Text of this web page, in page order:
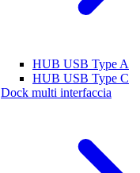
HUB USB Type A
HUB USB Type C
Dock multi interfaccia